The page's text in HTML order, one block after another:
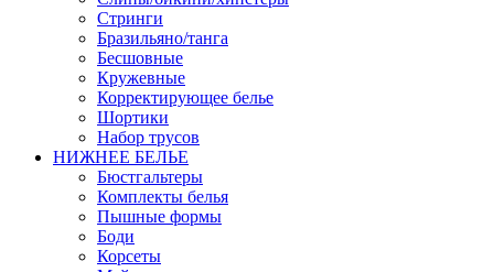
Стринги
Бразильяно/танга
Бесшовные
Кружевные
Корректирующее белье
Шортики
Набор трусов
НИЖНЕЕ БЕЛЬЕ
Бюстгальтеры
Комплекты белья
Пышные формы
Боди
Корсеты